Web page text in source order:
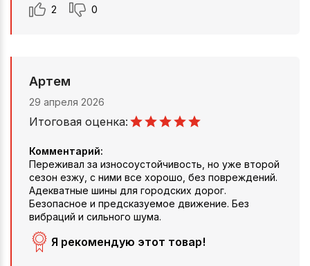
2 0
Артем
29 апреля 2026
Итоговая оценка:
Комментарий:
Переживал за износоустойчивость, но уже второй
сезон езжу, с ними все хорошо, без повреждений.
Адекватные шины для городских дорог.
Безопасное и предсказуемое движение. Без
вибраций и сильного шума.
Я рекомендую этот товар!